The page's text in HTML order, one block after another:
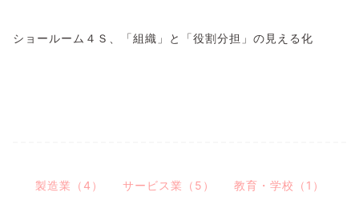
ショールーム４Ｓ、「組織」と「役割分担」の見える化
製造業（4） サービス業（5）
教育・学校（1）